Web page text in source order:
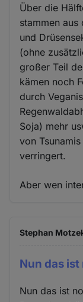
Über die
stammen
und
(ohne
großer Teil
kämen noch
durch
Soja) mehr
von
verringert.
Aber wen
Stephan
Nun das
Nun das ist